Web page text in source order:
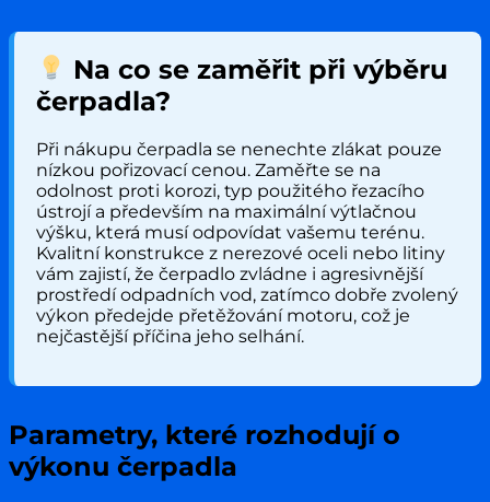
Na co se zaměřit při výběru
čerpadla?
Při nákupu čerpadla se nenechte zlákat pouze
nízkou pořizovací cenou. Zaměřte se na
odolnost proti korozi, typ použitého řezacího
ústrojí a především na maximální výtlačnou
výšku, která musí odpovídat vašemu terénu.
Kvalitní konstrukce z nerezové oceli nebo litiny
vám zajistí, že čerpadlo zvládne i agresivnější
prostředí odpadních vod, zatímco dobře zvolený
výkon předejde přetěžování motoru, což je
nejčastější příčina jeho selhání.
Parametry, které rozhodují o
výkonu čerpadla